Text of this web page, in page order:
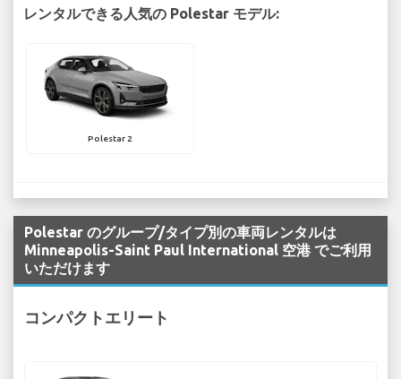
レンタルできる人気の Polestar モデル:
Polestar 2
Polestar のグループ/タイプ別の車両レンタルは
Minneapolis-Saint Paul International 空港 でご利用
いただけます
コンパクトエリート